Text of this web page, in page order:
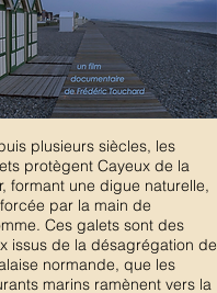
plusieurs siècles, les
protègent Cayeux de la
formant une digue naturelle,
par la main de
Ces galets sont des
issus de la désagrégation de
normande, que les
marins ramènent vers la